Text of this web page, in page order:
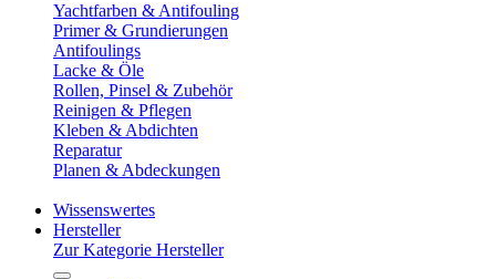
Yachtfarben & Antifouling
Primer & Grundierungen
Antifoulings
Lacke & Öle
Rollen, Pinsel & Zubehör
Reinigen & Pflegen
Kleben & Abdichten
Reparatur
Planen & Abdeckungen
Wissenswertes
Hersteller
Zur Kategorie Hersteller